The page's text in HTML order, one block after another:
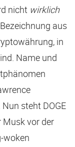
nicht wirklich
aus
in
Name und
steht DOGE
Musk vor der
woken